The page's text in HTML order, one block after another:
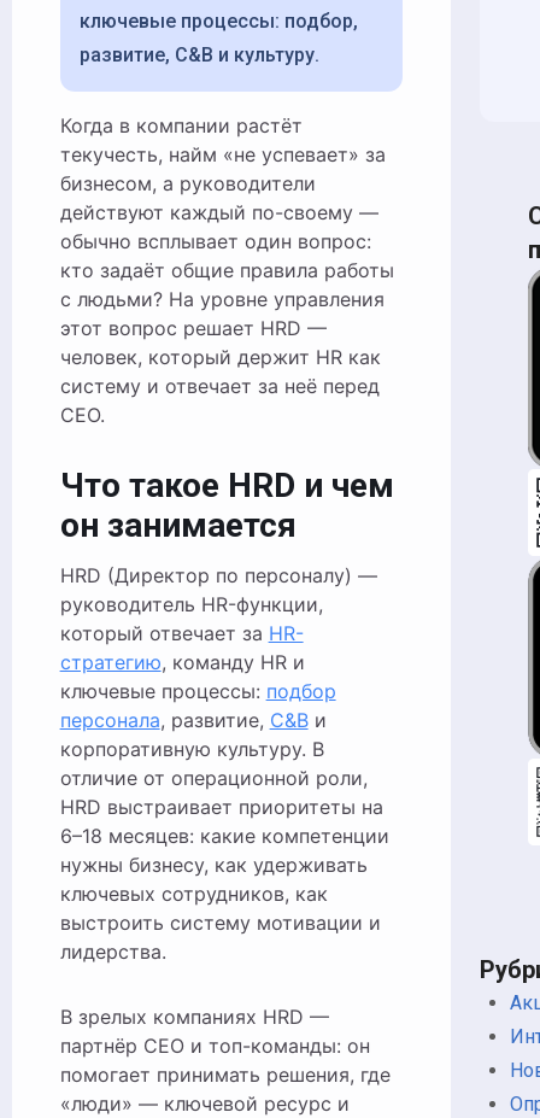
ключевые процессы: подбор,
развитие, C&B и культуру.
Когда в компании растёт
текучесть, найм «не успевает» за
бизнесом, а руководители
действуют каждый по-своему —
обычно всплывает один вопрос:
кто задаёт общие правила работы
с людьми? На уровне управления
этот вопрос решает HRD —
человек, который держит HR как
систему и отвечает за неё перед
CEO.
Что такое HRD и чем
он занимается
HRD (Директор по персоналу) —
руководитель HR-функции,
который отвечает за HR-
стратегию, команду HR и
ключевые процессы: подбор
персонала, развитие, C&Bи
корпоративную культуру. В
отличие от операционной роли,
HRD выстраивает приоритеты на
6–18 месяцев: какие компетенции
нужны бизнесу, как удерживать
ключевых сотрудников, как
выстроить систему мотивации и
лидерства.
В зрелых компаниях HRD —
партнёр CEO и топ-команды: он
помогает принимать решения, где
«люди» — ключевой ресурс и